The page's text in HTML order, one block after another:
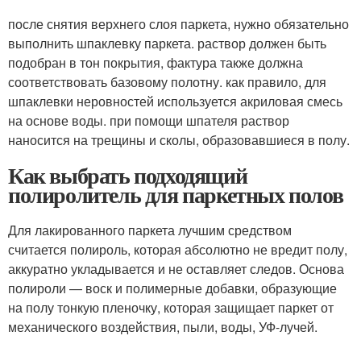
после снятия верхнего слоя паркета, нужно обязательно
выполнить шпаклевку паркета. раствор должен быть
подобран в тон покрытия, фактура также должна
соответствовать базовому полотну. как правило, для
шпаклевки неровностей используется акриловая смесь
на основе воды. при помощи шпателя раствор
наносится на трещины и сколы, образовавшиеся в полу.
Как выбрать подходящий
полиролитель для паркетных полов
Для лакированного паркета лучшим средством
считается полироль, которая абсолютно не вредит полу,
аккуратно укладывается и не оставляет следов. Основа
полироли — воск и полимерные добавки, образующие
на полу тонкую пленочку, которая защищает паркет от
механического воздействия, пыли, воды, УФ-лучей.